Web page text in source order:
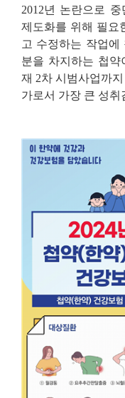
2012년 논란으로 중
제도화를 위해 필요
고 수정하는 작업에
분을 차지하는 첩
재 2차 시범사업까
가로서 가장 큰 성